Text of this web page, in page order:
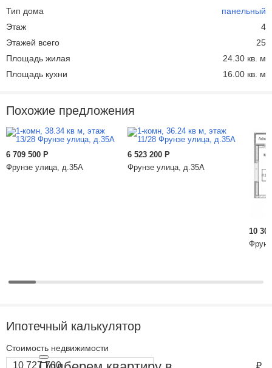
Тип дома
панельный
Этаж
4
Этажей всего
25
Площадь жилая
24.30 кв. м
Площадь кухни
16.00 кв. м
Похожие предложения
6 709 500 Р
Фрунзе улица, д.35А
6 523 200 Р
Фрунзе улица, д.35А
10
Ипотечный калькулятор
Стоимость недвижимости